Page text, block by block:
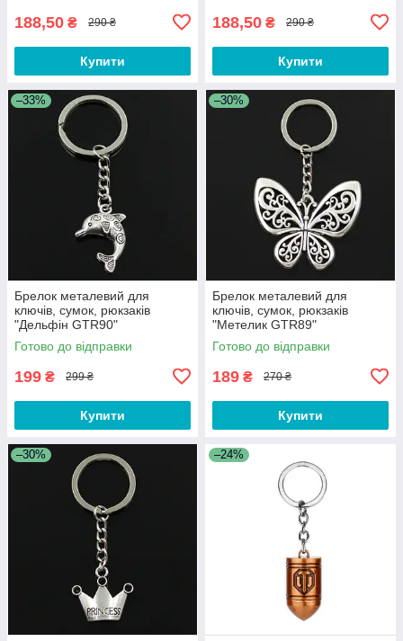
188,50 ₴ 290 ₴
Купити
188,50 ₴ 290 ₴
Купити
–33%
Брелок металевий для
ключів, сумок, рюкзаків
"Дельфін GTR90"
Готово до відправки
199 ₴ 299 ₴
Купити
–30%
Брелок металевий для
ключів, сумок, рюкзаків
"Метелик GTR89"
Готово до відправки
189 ₴ 270 ₴
Купити
–30% –24%